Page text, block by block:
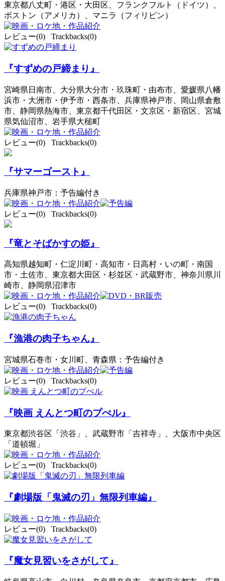
東京都八丈町・港区・大田区、フランクフルト（ドイツ）、
ボストン（アメリカ）、マニラ（フィリピン）
レビュー(0) Trackbacks(0)
『すずめの戸締まり』
宮崎県日南市、大分県大分市・玖珠町・由布市、愛媛県八幡
浜市・大洲市・伊予市・西条市、兵庫県神戸市、岡山県倉敷
市、静岡県熱海市、東京都千代田区・文京区・新宿区、宮城
県気仙沼市、岩手県大槌町
レビュー(0) Trackbacks(0)
『サマーゴースト』
兵庫県神戸市：予告編付き
レビュー(0) Trackbacks(0)
『竜とそばかすの姫』
高知県越知町・仁淀川町・高知市・日高村・いの町・南国
市・土佐市、東京都大田区・杉並区・武蔵野市、神奈川県川
崎市、静岡県沼津市
レビュー(0) Trackbacks(0)
『漁港の肉子ちゃん』
宮城県石巻市・女川町、青森県：予告編付き
レビュー(0) Trackbacks(0)
『映画 えんとつ町のプぺル』
東京都渋谷区「渋谷」、武蔵野市「吉祥寺」、大阪市中央区
「道頓堀」
レビュー(0) Trackbacks(0)
『劇場版「鬼滅の刃」無限列車編』
レビュー(0) Trackbacks(0)
『魔女見習いをさがして』